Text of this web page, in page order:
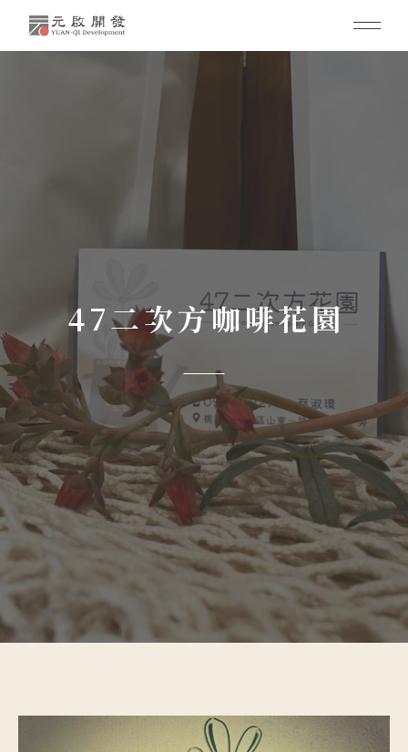
47二次方咖啡花園